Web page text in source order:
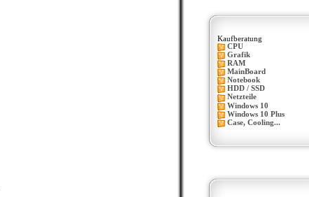
Kaufberatung
CPU
Grafik
RAM
MainBoard
Notebook
HDD / SSD
Netzteile
Windows 10
Windows 10 Plus
Case, Cooling...